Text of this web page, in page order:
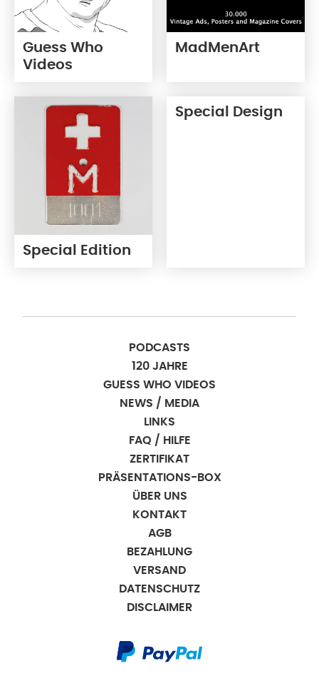
Guess Who
Videos
MadMenArt
Special Edition
Special Design
PODCASTS
120 JAHRE
GUESS WHO VIDEOS
NEWS / MEDIA
LINKS
FAQ / HILFE
ZERTIFIKAT
PRÄSENTATIONS-BOX
ÜBER UNS
KONTAKT
AGB
BEZAHLUNG
VERSAND
DATENSCHUTZ
DISCLAIMER